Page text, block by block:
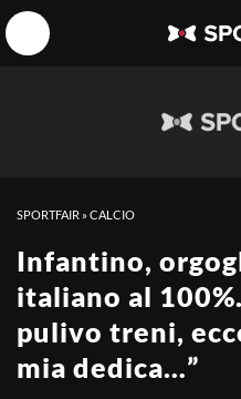
SPORTFAIR »CALCIO
Infantino,
italiano al
pulivo treni,
mia dedica…”